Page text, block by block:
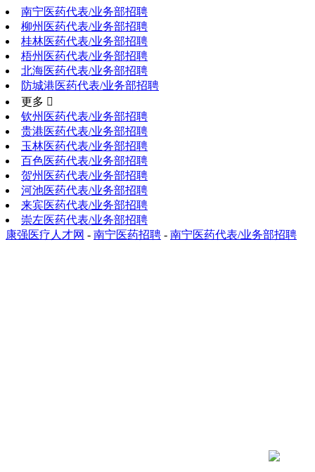
南宁医药代表/业务部招聘
柳州医药代表/业务部招聘
桂林医药代表/业务部招聘
梧州医药代表/业务部招聘
北海医药代表/业务部招聘
防城港医药代表/业务部招聘
更多 
钦州医药代表/业务部招聘
贵港医药代表/业务部招聘
玉林医药代表/业务部招聘
百色医药代表/业务部招聘
贺州医药代表/业务部招聘
河池医药代表/业务部招聘
来宾医药代表/业务部招聘
崇左医药代表/业务部招聘
康强医疗人才网 - 南宁医药招聘 - 南宁医药代表/业务部招聘